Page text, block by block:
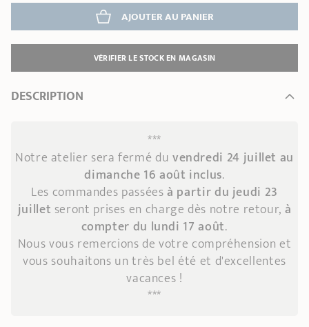
AJOUTER AU PANIER
VÉRIFIER LE STOCK EN MAGASIN
DESCRIPTION
***
Notre atelier sera fermé du vendredi 24 juillet au
dimanche 16 août inclus.
Les commandes passéesà partir du jeudi 23
juillet seront prises en charge dès notre retour, à
compter du lundi 17 août.
Nous vous remercions de votre compréhension et
vous souhaitons un très bel été et d'excellentes
vacances !
***